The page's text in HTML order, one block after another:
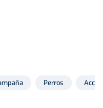
Perros